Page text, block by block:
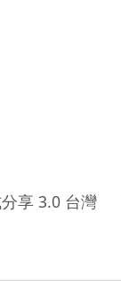
享 3.0 台灣